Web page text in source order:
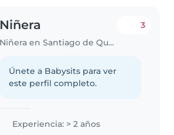
Niñera
Niñera en Santiago de Querétaro
3
Únete a Babysits para ver
este perfil completo.
Experiencia: > 2 años